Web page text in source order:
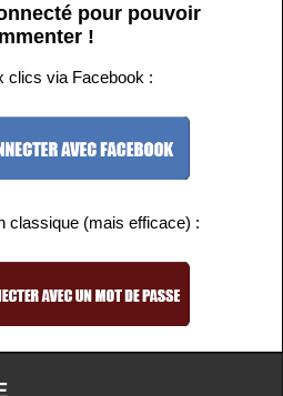
pour pouvoir
!
clics via Facebook :
classique (mais efficace) :